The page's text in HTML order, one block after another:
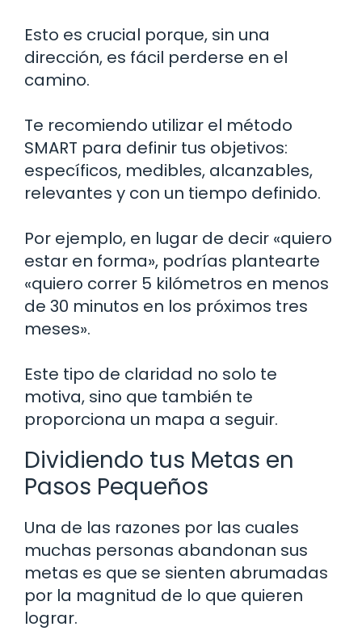
Esto es crucial porque, sin una
dirección, es fácil perderse en el
camino.
Te recomiendo utilizar el método
SMART para definir tus objetivos:
específicos, medibles, alcanzables,
relevantes y con un tiempo definido.
Por ejemplo, en lugar de decir «quiero
estar en forma», podrías plantearte
«quiero correr 5 kilómetros en menos
de 30 minutos en los próximos tres
meses».
Este tipo de claridad no solo te
motiva, sino que también te
proporciona un mapa a seguir.
Dividiendo tus Metas en
Pasos Pequeños
Una de las razones por las cuales
muchas personas abandonan sus
metas es que se sienten abrumadas
por la magnitud de lo que quieren
lograr.